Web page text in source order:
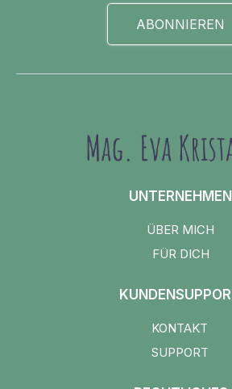
ABONNIEREN
UNTERNEHMEN
ÜBER MICH
FÜR DICH
KONTAKT
SUPPORT